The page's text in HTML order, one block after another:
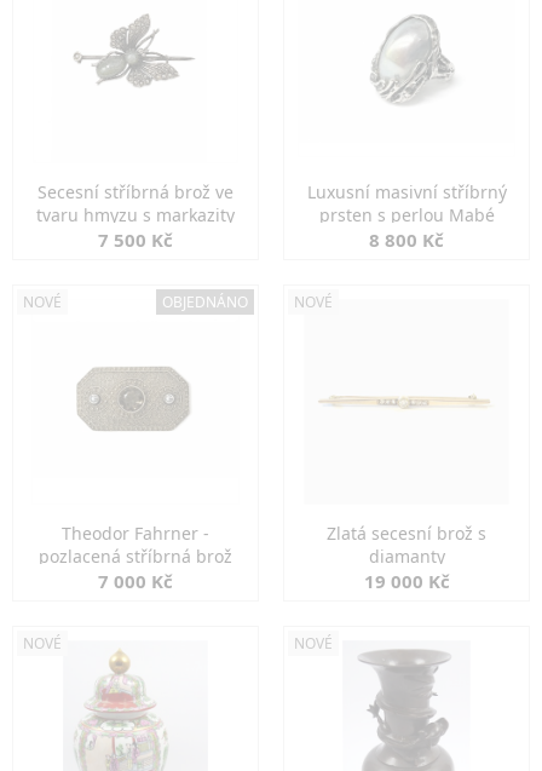
Secesní stříbrná brož ve
tvaru hmyzu s markazity
7 500 Kč
Luxusní masivní stříbrný
prsten s perlou Mabé
8 800 Kč
NOVÉ OBJEDNÁNO
Theodor Fahrner -
pozlacená stříbrná brož
7 000 Kč
NOVÉ
Zlatá secesní brož s
diamanty
19 000 Kč
NOVÉ NOVÉ